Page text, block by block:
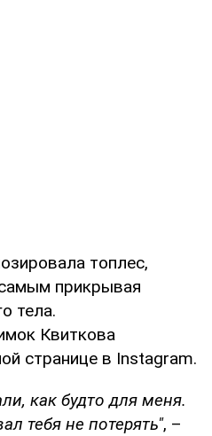
топлес,
прикрывая
тела.
Квиткова
странице в Instagram.
как будто для меня.
тебя не потерять", –